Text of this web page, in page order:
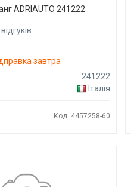
ADRIAUTO 241222
завтра
241222
Італія
Код: 4457258-60